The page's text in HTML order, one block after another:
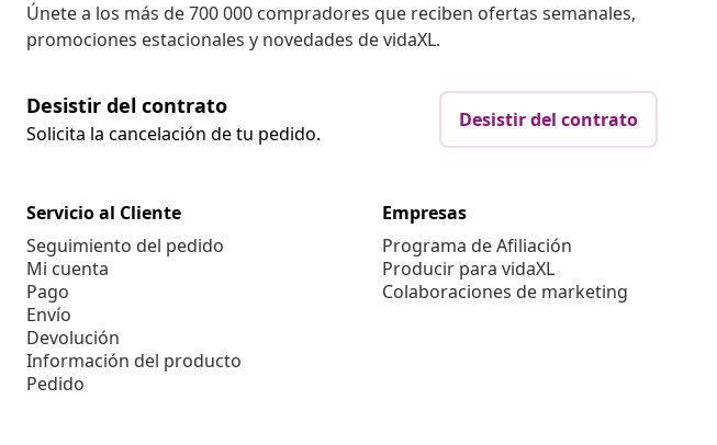
Únete a los más de 700 000 compradores que reciben ofertas semanales,
promociones estacionales y novedades de vidaXL.
Desistir del contrato
Solicita la cancelación de tu pedido.
Desistir del contrato
Servicio al Cliente
Seguimiento del pedido
Mi cuenta
Pago
Envío
Devolución
Información del producto
Pedido
Empresas
Programa de Afiliación
Producir para vidaXL
Colaboraciones de marketing